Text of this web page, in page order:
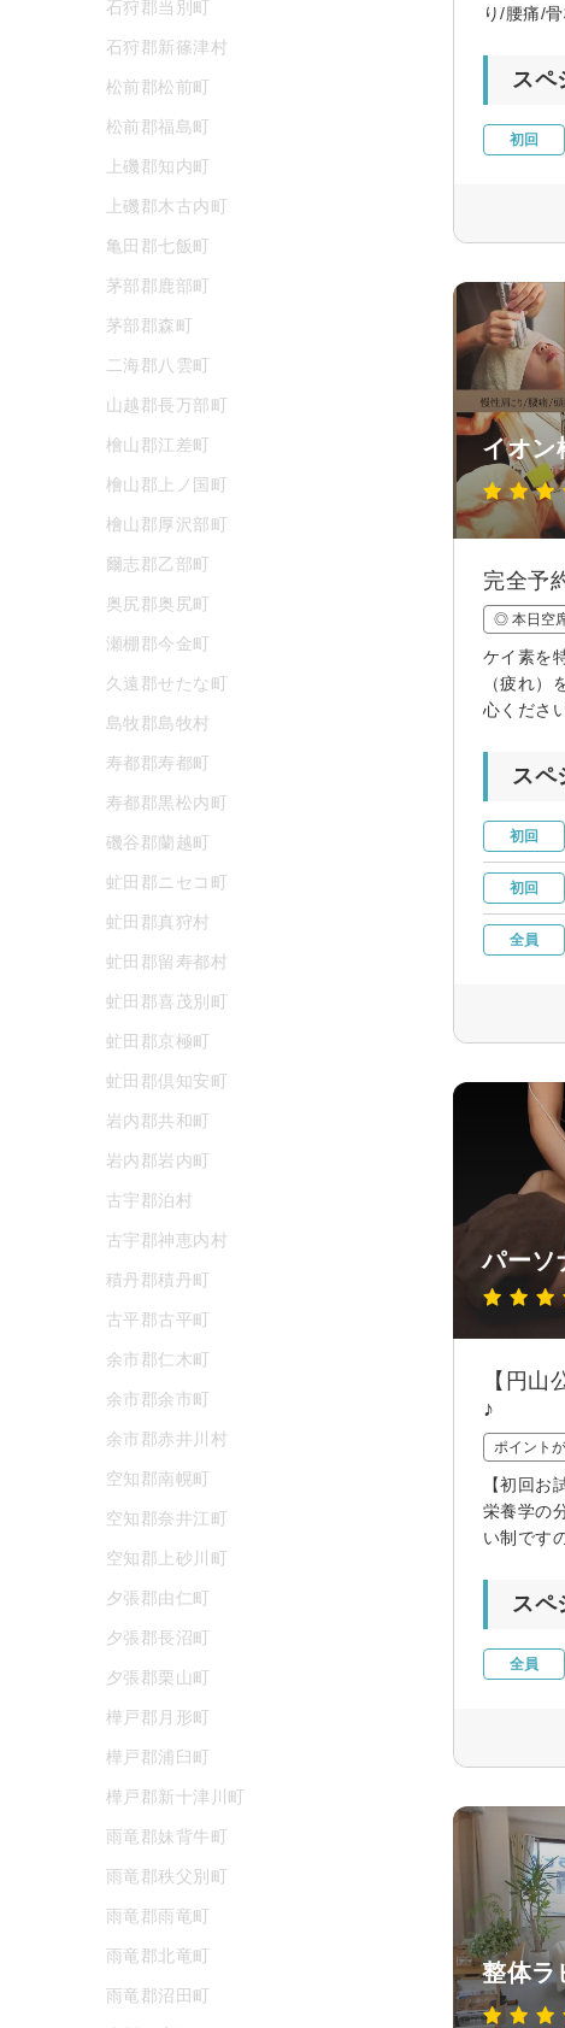
り/腰痛/
スペ
初回
イオン
完全予
◎ 本日空
ケイ素を
（疲れ
心くださ
スペ
初回
初回
全員
パーソ
【円
♪
ポイント
【初回
栄養学の
い制です
スペ
全員
整体ラ
石狩郡当別町
石狩郡新篠津村
松前郡松前町
松前郡福島町
上磯郡知内町
上磯郡木古内町
亀田郡七飯町
茅部郡鹿部町
茅部郡森町
二海郡八雲町
山越郡長万部町
檜山郡江差町
檜山郡上ノ国町
檜山郡厚沢部町
爾志郡乙部町
奥尻郡奥尻町
瀬棚郡今金町
久遠郡せたな町
島牧郡島牧村
寿都郡寿都町
寿都郡黒松内町
磯谷郡蘭越町
虻田郡ニセコ町
虻田郡真狩村
虻田郡留寿都村
虻田郡喜茂別町
虻田郡京極町
虻田郡倶知安町
岩内郡共和町
岩内郡岩内町
古宇郡泊村
古宇郡神恵内村
積丹郡積丹町
古平郡古平町
余市郡仁木町
余市郡余市町
余市郡赤井川村
空知郡南幌町
空知郡奈井江町
空知郡上砂川町
夕張郡由仁町
夕張郡長沼町
夕張郡栗山町
樺戸郡月形町
樺戸郡浦臼町
樺戸郡新十津川町
雨竜郡妹背牛町
雨竜郡秩父別町
雨竜郡雨竜町
雨竜郡北竜町
雨竜郡沼田町